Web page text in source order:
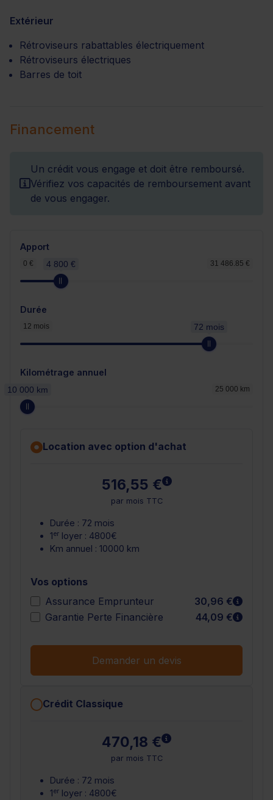
Extérieur
Rétroviseurs rabattables électriquement
Rétroviseurs électriques
Barres de toit
Financement
Un crédit vous engage et doit être remboursé.
Vérifiez vos capacités de remboursement avant
de vous engager.
Apport
0 € 31 486.85 €
4 800 €
Durée
12 mois 72 mois
Kilométrage annuel
25 000 km
10 000 km
Location avec option d'achat
516,55 € En savoir plus
par mois TTC
Durée : 72 mois
1er loyer : 4800€
Km annuel : 10000 km
Vos options
Assurance Emprunteur
30,96 €
En
Garantie Perte Financière
44,09 € En
Demander un devis
Crédit Classique
470,18 € En savoir plus
par mois TTC
Durée : 72 mois
1er loyer : 4800€